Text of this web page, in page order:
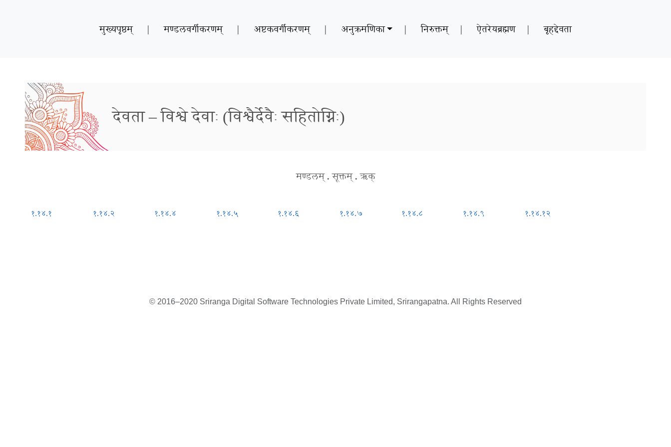
मुख्यपृष्ठम् | मण्डलवर्गीकरणम् | अष्टकवर्गीकरणम् | अनुक्रमणिका | निरुक्तम् | ऐतरेयब्रह्मण | बृहद्देवता
देवता – विश्वे देवाः (विश्वैर्देवैः सहितोग्निः)
मण्डलम् . सूक्तम् . ऋक्
१.१४.१ १.१४.२ १.१४.४ १.१४.५ १.१४.६ १.१४.७ १.१४.८ १.१४.९ १.१४.१२
© 2016–2020 Sriranga Digital Software Technologies Private Limited, Srirangapatna. All Rights Reserved